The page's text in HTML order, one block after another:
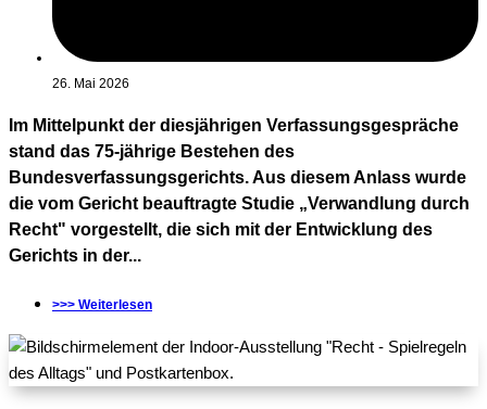
26. Mai 2026
Im Mittelpunkt der diesjährigen Verfassungsgespräche
stand das 75-jährige Bestehen des
Bundesverfassungsgerichts. Aus diesem Anlass wurde
die vom Gericht beauftragte Studie „Verwandlung durch
Recht" vorgestellt, die sich mit der Entwicklung des
Gerichts in der...
>>> Weiterlesen